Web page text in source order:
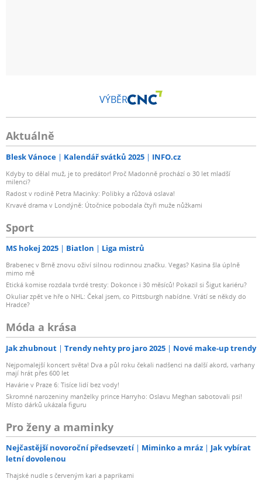
VÝBĚR
Aktuálně
Blesk Vánoce Kalendář svátků 2025 INFO.cz
Kdyby to dělal muž, je to predátor! Proč Madonně prochází o 30 let mladší
milenci?
Radost v rodině Petra Macinky: Polibky a růžová oslava!
Krvavé drama v Londýně: Útočnice pobodala čtyři muže nůžkami
Sport
MS hokej 2025 Biatlon Liga mistrů
Brabenec v Brně znovu oživí silnou rodinnou značku. Vegas? Kasina šla úplně
mimo mě
Etická komise rozdala tvrdé tresty: Dokonce i 30 měsíců! Pokazil si Šigut kariéru?
Okuliar zpět ve hře o NHL: Čekal jsem, co Pittsburgh nabídne. Vrátí se někdy do
Hradce?
Móda a krása
Jak zhubnout Trendy nehty pro jaro 2025 Nové make-up trendy
Nejpomalejší koncert světa! Dva a půl roku čekali nadšenci na další akord, varhany
mají hrát přes 600 let
Havárie v Praze 6: Tisíce lidí bez vody!
Skromné narozeniny manželky prince Harryho: Oslavu Meghan sabotovali psi!
Místo dárků ukázala figuru
Pro ženy a maminky
Nejčastější novoroční předsevzetí Miminko a mráz
Jak vybírat
letní dovolenou
Thajské nudle s červeným kari a paprikami